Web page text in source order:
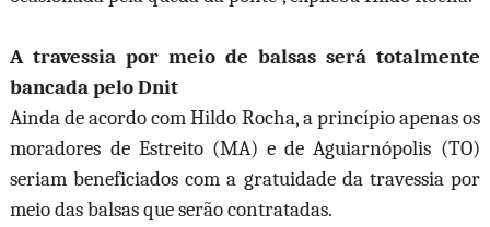
A travessia por meio de balsas será totalmente
bancada pelo Dnit
Ainda de acordo com Hildo Rocha, a princípio apenas os
moradores de Estreito (MA) e de Aguiarnópolis (TO)
seriam beneficiados com a gratuidade da travessia por
meio das balsas que serão contratadas.